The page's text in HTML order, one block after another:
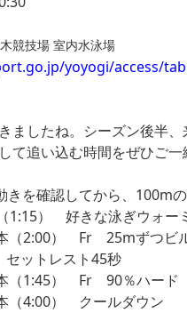
競技場 室内水泳場
yoyogi/access/
ましたね。シーズン後半
て追い込む時間をぜひご一
を確認してから、100m
） 好きな泳ぎウォー
） Fr 25mずつビル
レスト45秒
） Fr 90％ハード
） クールダウン